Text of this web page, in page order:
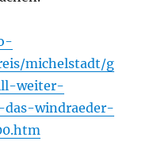
michelstadt/g
weiter-
windraeder-